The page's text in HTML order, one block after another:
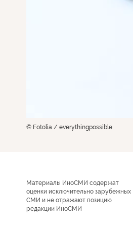
© Fotolia / everythingpossible
Материалы ИноСМИ содержат
оценки исключительно зарубежных
СМИ и не отражают позицию
редакции ИноСМИ